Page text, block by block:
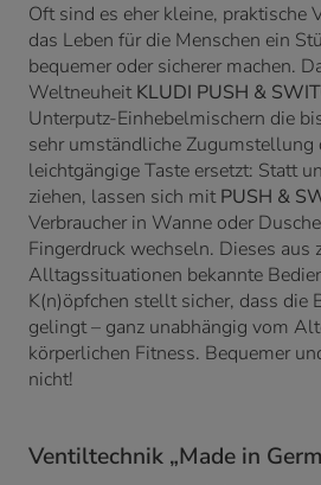
Oft sind es eher kleine, praktische
das Leben für die Menschen ein
bequemer oder sicherer machen.
WeltneuheitKLUDI PUSH &
Unterputz-Einhebelmischern die
sehr umständliche Zugumstellung
leichtgängige Taste ersetzt: Statt
ziehen, lassen sich mitPUSH &
Verbraucher in Wanne oder
Fingerdruck wechseln. Dieses aus
Alltagssituationen bekannte
K(n)öpfchen stellt sicher, dass die
gelingt – ganz unabhängig vom
körperlichen Fitness. Bequemer
nicht!
Ventiltechnik „Made in